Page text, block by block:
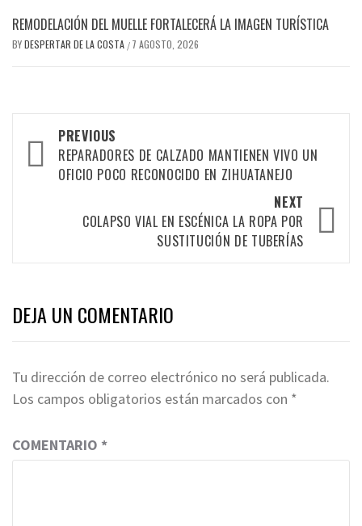
REMODELACIÓN DEL MUELLE FORTALECERÁ LA IMAGEN TURÍSTICA
BYDESPERTAR DE LA COSTA / 7 AGOSTO, 2026
Post
navigation
PREVIOUS
REPARADORES DE CALZADO MANTIENEN VIVO UN
OFICIO POCO RECONOCIDO EN ZIHUATANEJO
NEXT
COLAPSO VIAL EN ESCÉNICA LA ROPA POR
SUSTITUCIÓN DE TUBERÍAS
DEJA UN COMENTARIO
Tu dirección de correo electrónico no será publicada.
Los campos obligatorios están marcados con *
COMENTARIO *